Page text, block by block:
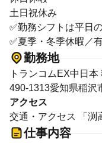
土日祝休み
✅勤務シフトは平日
✅夏季・冬季休暇／
勤務地
トランコムEX中日
490-1313愛知県稲沢
アクセス
交通・アクセス 「渕
仕事内容